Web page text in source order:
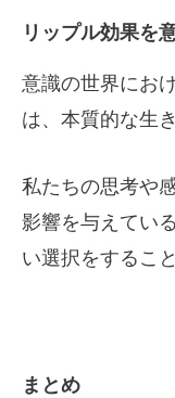
リップル効果を
意識の世界にお
は、本質的な生
私たちの思考や
影響を与えてい
い選択をするこ
まとめ